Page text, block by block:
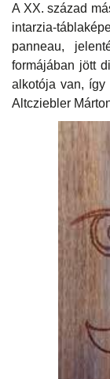
A XX. század
intarzia-
panneau,
formájában jött
alkotója van, így
Altcziebler